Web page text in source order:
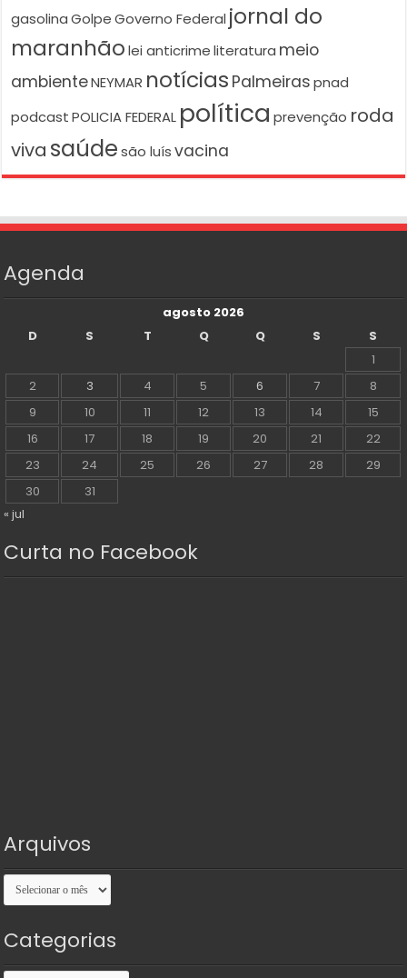
gasolina Golpe Governo Federal jornal do
maranhão lei anticrime literatura meio
ambienteNEYMAR notícias Palmeiras pnad
podcast POLICIA FEDERAL política prevenção roda
viva saúde são luís vacina
Agenda
agosto 2026
D
S T Q Q S
S
1
2
3 4 5 6 7
8
9
10 11 12 13 14
15
16
17 18 19 20 21
22
23
24 25 26 27 28
29
30
31
« jul
Curta no Facebook
Arquivos
Arquivos
Categorias